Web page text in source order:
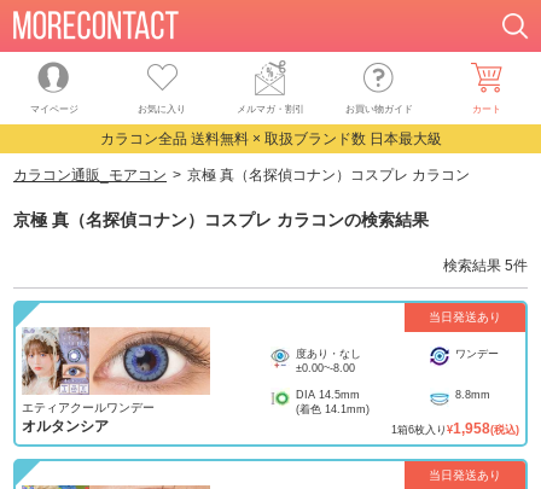
マイページ お気に入り メルマガ・割引 お買い物ガイド カート
カラコン全品 送料無料 × 取扱ブランド数 日本最大級
カラコン通販_モアコン 京極 真（名探偵コナン）コスプレ カラコン
京極 真（名探偵コナン）コスプレ カラコンの検索結果
検索結果 5件
当日発送あり
エティアクールワンデー
オルタンシア
度あり・なし
±0.00~-8.00
ワンデー
DIA 14.5mm
(着色 14.1mm)
8.8mm
1箱6枚入り ¥1,958(税込)
当日発送あり